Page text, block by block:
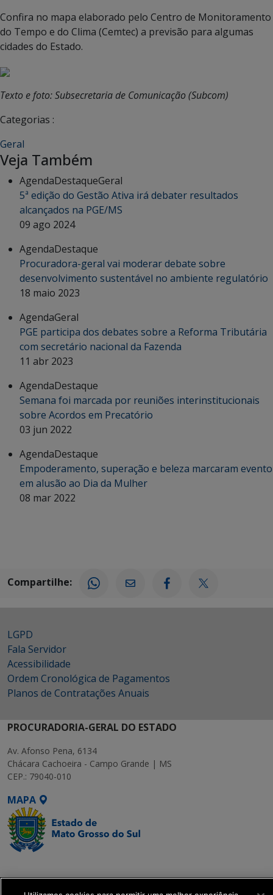
Confira no mapa elaborado pelo Centro de Monitoramento
do Tempo e do Clima (Cemtec) a previsão para algumas
cidades do Estado.
Texto e foto: Subsecretaria de Comunicação (Subcom)
Categorias :
Geral
Veja Também
AgendaDestaqueGeral
5ª edição do Gestão Ativa irá debater resultados
alcançados na PGE/MS
09 ago 2024
AgendaDestaque
Procuradora-geral vai moderar debate sobre
desenvolvimento sustentável no ambiente regulatório
18 maio 2023
AgendaGeral
PGE participa dos debates sobre a Reforma Tributária
com secretário nacional da Fazenda
11 abr 2023
AgendaDestaque
Semana foi marcada por reuniões interinstitucionais
sobre Acordos em Precatório
03 jun 2022
AgendaDestaque
Empoderamento, superação e beleza marcaram evento
em alusão ao Dia da Mulher
08 mar 2022
Compartilhe:
LGPD
Fala Servidor
Acessibilidade
Ordem Cronológica de Pagamentos
Planos de Contratações Anuais
PROCURADORIA-GERAL DO ESTADO
Av. Afonso Pena, 6134
Chácara Cachoeira - Campo Grande | MS
CEP.: 79040-010
MAPA
Executiva de